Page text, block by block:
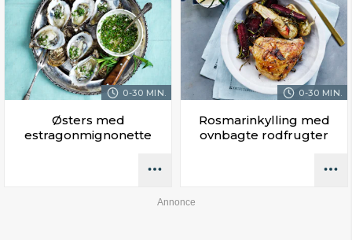
0-30 MIN.
Østers med
estragonmignonette
0-30 MIN.
Rosmarinkylling med
ovnbagte rodfrugter